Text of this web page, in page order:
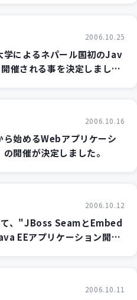
2006.10.25
学によるネパール国初のJav
催される事を決定しまし
2006.10.16
始めるWebアプリケーシ
開催が決定しました。
2006.10.12
、"JBoss SeamとEmbed
EEアプリケーション開
2006.10.11